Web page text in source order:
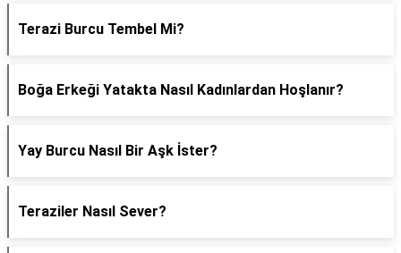
Terazi Burcu Tembel Mi?
Boğa Erkeği Yatakta Nasıl Kadınlardan Hoşlanır?
Yay Burcu Nasıl Bir Aşk İster?
Teraziler Nasıl Sever?